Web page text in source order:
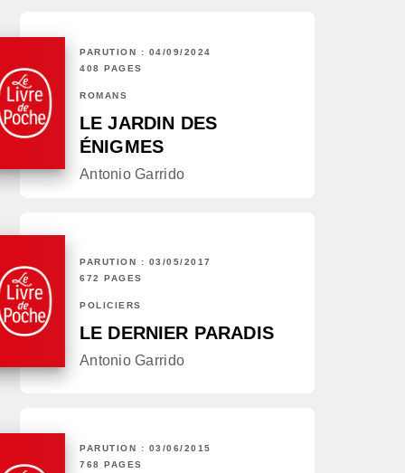
PARUTION : 04/09/2024
408 PAGES
ROMANS
LE JARDIN DES
ÉNIGMES
Antonio Garrido
PARUTION : 03/05/2017
672 PAGES
POLICIERS
LE DERNIER PARADIS
Antonio Garrido
PARUTION : 03/06/2015
768 PAGES